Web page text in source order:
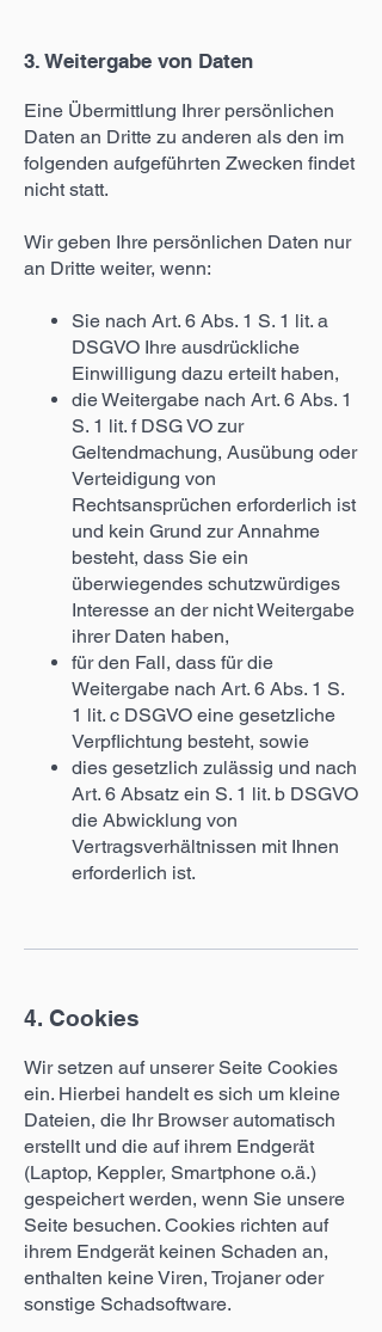
3. Weitergabe von Daten
Eine Übermittlung Ihrer persönlichen
Daten an Dritte zu anderen als den im
folgenden aufgeführten Zwecken findet
nicht statt.
Wir geben Ihre persönlichen Daten nur
an Dritte weiter, wenn:
Sie nach Art. 6 Abs. 1 S. 1 lit. a
DSGVO Ihre ausdrückliche
Einwilligung dazu erteilt haben,
die Weitergabe nach Art. 6 Abs. 1
S. 1 lit. f DSG VO zur
Geltendmachung, Ausübung oder
Verteidigung von
Rechtsansprüchen erforderlich ist
und kein Grund zur Annahme
besteht, dass Sie ein
überwiegendes schutzwürdiges
Interesse an der nicht Weitergabe
ihrer Daten haben,
für den Fall, dass für die
Weitergabe nach Art. 6 Abs. 1 S.
1 lit. c DSGVO eine gesetzliche
Verpflichtung besteht, sowie
dies gesetzlich zulässig und nach
Art. 6 Absatz ein S. 1 lit. b DSGVO
die Abwicklung von
Vertragsverhältnissen mit Ihnen
erforderlich ist.
4. Cookies
Wir setzen auf unserer Seite Cookies
ein. Hierbei handelt es sich um kleine
Dateien, die Ihr Browser automatisch
erstellt und die auf ihrem Endgerät
(Laptop, Keppler, Smartphone o.ä.)
gespeichert werden, wenn Sie unsere
Seite besuchen. Cookies richten auf
ihrem Endgerät keinen Schaden an,
enthalten keine Viren, Trojaner oder
sonstige Schadsoftware.